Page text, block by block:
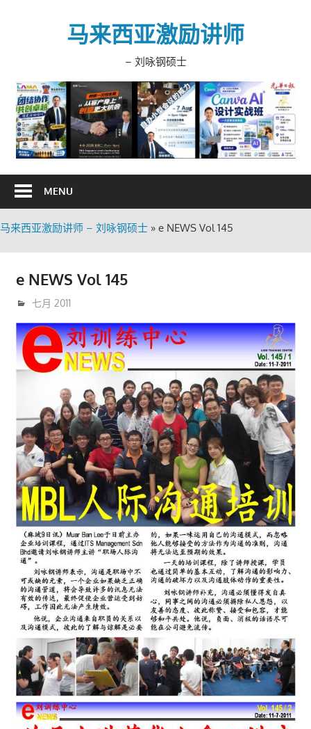
马来西亚激励讲师
– 刘咏钢硕士
MENU
马来西亚激励讲师 – 刘咏钢硕士 » e NEWS Vol 145
e NEWS Vol 145
7月 11, 2011
trainer
七月 2011